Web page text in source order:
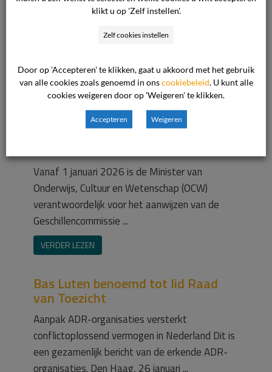
iedereen duidelijk en laagdrempelig
Daar werken we elke dag hard aan bij De
op onze deur. Meer consumenten, cliënten, ...
VERDER LEZEN
auteurscontractenrecht
Vanaf 1 januari 2026 is de Minister van
Onderwijs, Cultuur en Wetenschap (OCW)
verantwoordelijk voor het aanwijzen van de
Geschillencommissie ...
VERDER LEZEN
Bas Luten benoemd tot lid Raad
van Toezicht
Aanpak ADR-organisaties versterkt
conflictoplossend vermogen in Nederland Dit is
een gezamenlijk bericht van de erkende ADR-
organisaties. Den Haag, 26 januari ...
klikt u op 'Zelf instellen'.
Zelf cookies instellen
Door op 'Accepteren' te klikken, gaat u akkoord met het gebruik
van alle cookies zoals genoemd in onscookiebeleid. U kunt alle
cookies weigeren door op 'Weigeren' te klikken.
Accepteren Weigeren